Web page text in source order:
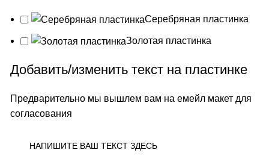
Серебряная пластинка
Золотая пластинка
Добавить/изменить текст на пластинке
Предварительно мы вышлем вам на емейл макет для
согласования